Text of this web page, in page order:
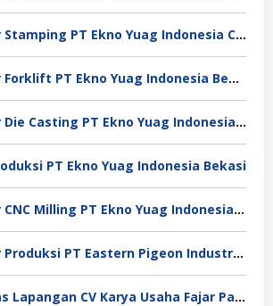
Operator Stamping PT Ekno Yuag Indonesia Cikarang
Operator Forklift PT Ekno Yuag Indonesia Bekasi
Operator Die Casting PT Ekno Yuag Indonesia Bekasi
PT Ekno Yuag Indonesia Bekasi
Operator CNC Milling PT Ekno Yuag Indonesia Bekasi
Operator Produksi PT Eastern Pigeon Industry Deli Serdang
Pengawas Lapangan CV Karya Usaha Fajar Pasuruan